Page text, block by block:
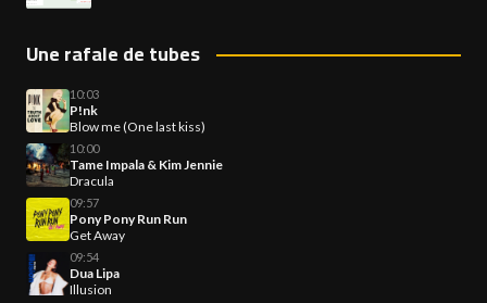
Une rafale de tubes
10:03
P!nk
Blow me (One last kiss)
10:00
Tame Impala & Kim Jennie
Dracula
09:57
Pony Pony Run Run
Get Away
09:54
Dua Lipa
Illusion